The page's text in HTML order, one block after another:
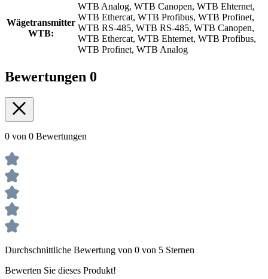
Wägetransmitter
WTB:
WTB Analog, WTB Canopen, WTB Ehternet,
WTB Ethercat, WTB Profibus, WTB Profinet,
WTB RS-485, WTB RS-485, WTB Canopen,
WTB Ethercat, WTB Ehternet, WTB Profibus,
WTB Profinet, WTB Analog
Bewertungen 0
0 von 0 Bewertungen
Durchschnittliche Bewertung von 0 von 5 Sternen
Bewerten Sie dieses Produkt!